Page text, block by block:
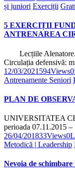
și juniori Exerciții
5 EXERCIȚII
ANTRENAREA
Lecțiile
Circulația defensivă:
12/03/2021 594Views0
Antrenamente Seniori
PLAN DE
UNIVERSITATEA
perioada 07.11.2015
26/04/201833Views0
Metodică | Leadership
Nevoia de